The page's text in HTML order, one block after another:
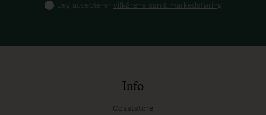
Jeg accepterer vilkårene samt markedsføring
Info
Coaststore